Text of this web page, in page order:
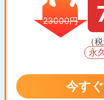
23000円
（
永
今す